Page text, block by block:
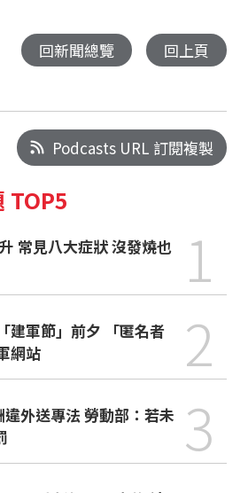
回新聞總覽 回上頁
Podcasts URL 訂閱複製
TOP5
1
建軍節」前夕 「匿名者
網站
2
外送專法 勞動部：若未 3